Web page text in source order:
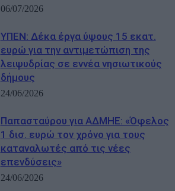
06/07/2026
ΥΠΕΝ: Δέκα έργα ύψους 15 εκατ.
ευρώ για την αντιμετώπιση της
λειψυδρίας σε εννέα νησιωτικούς
δήμους
24/06/2026
Παπασταύρου για ΑΔΜΗΕ: «Όφελος
1 δισ. ευρώ τον χρόνο για τους
καταναλωτές από τις νέες
επενδύσεις»
24/06/2026